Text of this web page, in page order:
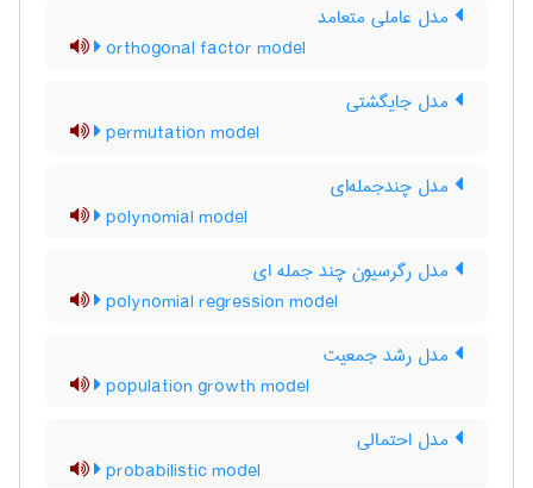
مدل عاملی متعامد
orthogonal factor model
مدل جایگشتی
permutation model
مدل چندجمله‌ای
polynomial model
مدل رگرسیون چند جمله ای
polynomial regression model
مدل رشد جمعیت
population growth model
مدل احتمالی
probabilistic model